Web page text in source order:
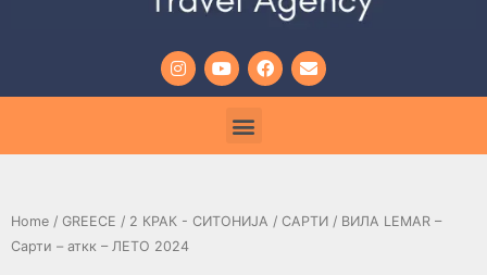
Home / GREECE / 2 КРАК - СИТОНИЈА / САРТИ / ВИЛА LEMAR –
Сарти – аткк – ЛЕТО 2024